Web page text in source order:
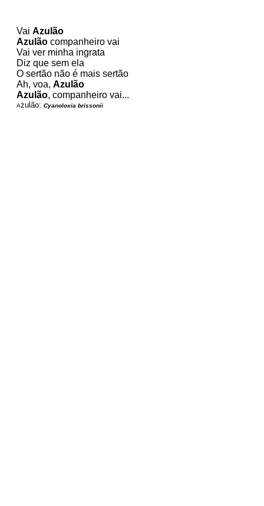
Vai Azulão
Azulão companheiro vai
Vai ver minha ingrata
Diz que sem ela
O sertão não é mais sertão
Ah, voa, Azulão
Azulão
Azulão: Cyanoloxia brissonii